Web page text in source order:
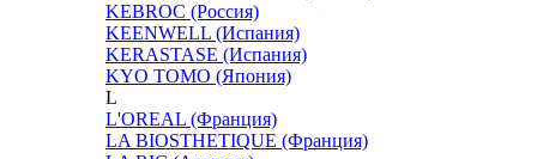
KEBROC (Россия)
KEENWELL (Испания)
KERASTASE (Испания)
KYO TOMO (Япония)
L
L'OREAL (Франция)
LA BIOSTHETIQUE (Франция)